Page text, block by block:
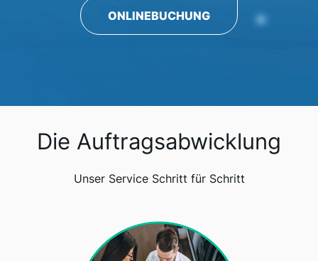
ONLINEBUCHUNG
Die Auftragsabwicklung
Unser Service Schritt für Schritt